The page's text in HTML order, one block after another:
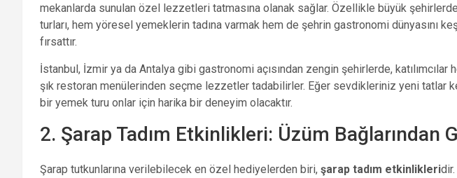
mekanlarda sunulan özel lezzetleri tatmasına olanak sağlar. Özellikle büyük
turları, hem yöresel yemeklerin tadına varmak hem de şehrin gastronomi dünyasını
fırsattır.
İstanbul, İzmir ya da Antalya gibi gastronomi açısından zengin şehirlerde,
şık restoran menülerinden seçme lezzetler tadabilirler. Eğer sevdikleriniz yeni tatlar
bir yemek turu onlar için harika bir deneyim olacaktır.
2. Şarap Tadım Etkinlikleri: Üzüm Bağlarından
Şarap tutkunlarına verilebilecek en özel hediyelerden biri, şarap tadım etkinlikleri